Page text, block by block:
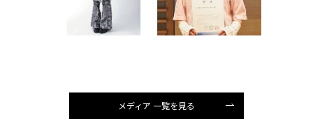
メディア 一覧を見る